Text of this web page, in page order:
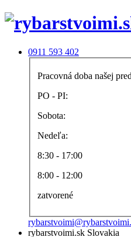
0911 593 402
Pracovná doba našej
PO - PI:
Sobota:
Nedeľa:
8:30 - 17:00
8:00 - 12:00
zatvorené
rybarstvoimi.sk Slovakia